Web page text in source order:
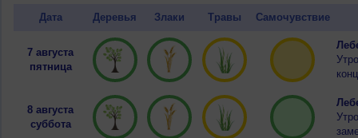
Дата Деревья Злаки Травы Самочувствие
7 августа
пятница
8 августа
суббота